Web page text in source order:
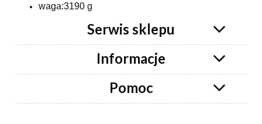
waga:3190 g
Serwis sklepu
Informacje
Pomoc